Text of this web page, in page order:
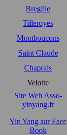
Bregille
Tilleroyes
Montboucons
Saint Claude
Chaprais
Velotte
Site Web Asso-
yinyang.fr
Yin Yang sur Face
Book